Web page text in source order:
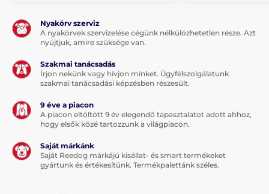
Nyakörv szerviz
A nyakörvek szervizelése cégünk nélkülözhetetlen része. Azt
nyújtjuk, amire szüksége van.
Szakmai tanácsadás
Írjon nekünk vagy hívjon minket. Ügyfélszolgálatunk
szakmai tanácsadási képzésben részesült.
9 éve a piacon
A piacon eltöltött 9 év elegendő tapasztalatot adott ahhoz,
hogy elsők közé tartozzunk a világpiacon.
Saját márkánk
Saját Reedog márkájú kisállat- és smart termékeket
gyártunk és értékesítünk. Termékpalettánk széles.